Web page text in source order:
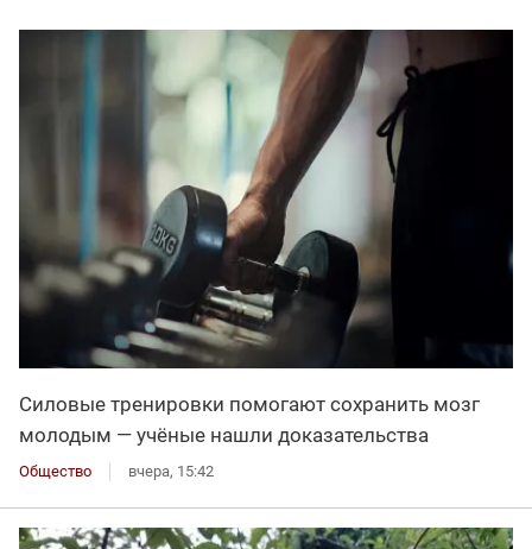
Силовые тренировки помогают сохранить мозг
молодым — учёные нашли доказательства
Общество вчера, 15:42